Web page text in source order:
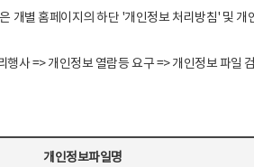
개별 홈페이지의 하단 '개인정보 처리방침' 및 개
=> 개인정보 열람등 요구 => 개인정보 파일
개인정보파일명